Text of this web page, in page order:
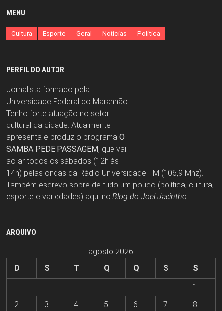
MENU
Cultura Esporte Geral Notícias Política
PERFIL DO AUTOR
Jornalista formado pela
Universidade Federal do Maranhão.
Tenho forte atuação no setor
cultural da cidade. Atualmente
apresenta e produz o programa O
SAMBA PEDE PASSAGEM, que vai
ao ar todos os sábados (12h às
14h) pelas ondas da Rádio Universidade FM (106,9 Mhz).
Também escrevo sobre de tudo um pouco (política, cultura,
esporte e variedades) aqui no Blog do Joel Jacintho.
ARQUIVO
agosto 2026
D
S T Q Q S
S
1
2
3 4 5 6 7 8